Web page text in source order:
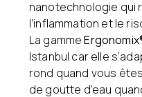
nanotechnologie qui
l’inflammation et le
La gamme
Istanbul car elle
rond quand vous
de goutte d’eau